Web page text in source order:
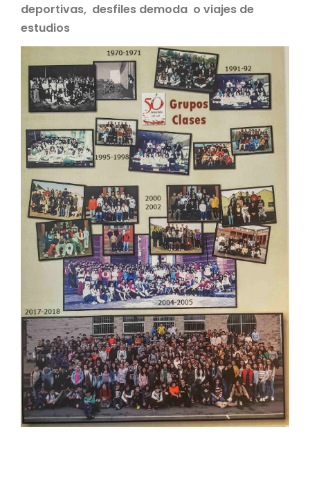
deportivas, desfiles demoda o viajes de
estudios